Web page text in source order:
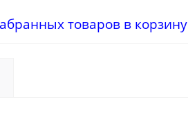
товаров в корзину